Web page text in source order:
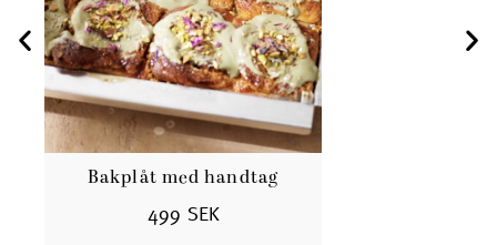
Bakplåt med handtag
499 SEK